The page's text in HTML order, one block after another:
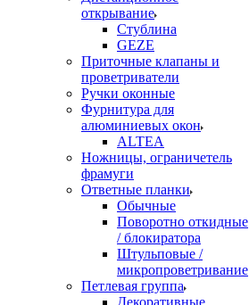
открывание
Стублина
GEZE
Приточные клапаны и
проветриватели
Ручки оконные
Фурнитура для
алюминиевых окон
ALTEA
Ножницы, ограничетель
фрамуги
Ответные планки
Обычные
Поворотно откидные
/ блокиратора
Штульповые /
микропроветривание
Петлевая группа
Декоративные